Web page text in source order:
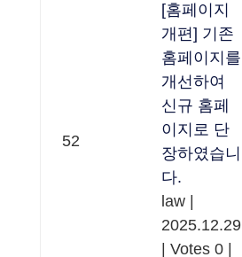
52
[홈페이지
개편] 기존
홈페이지를
개선하여
신규 홈페
이지로 단
장하였습니
다.
law
2025.12.29
Votes 0